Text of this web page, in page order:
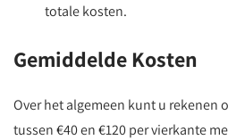
totale kosten.
Gemiddelde Kosten
Over het algemeen kunt u rekenen
tussen €40 en €120 per vierkante